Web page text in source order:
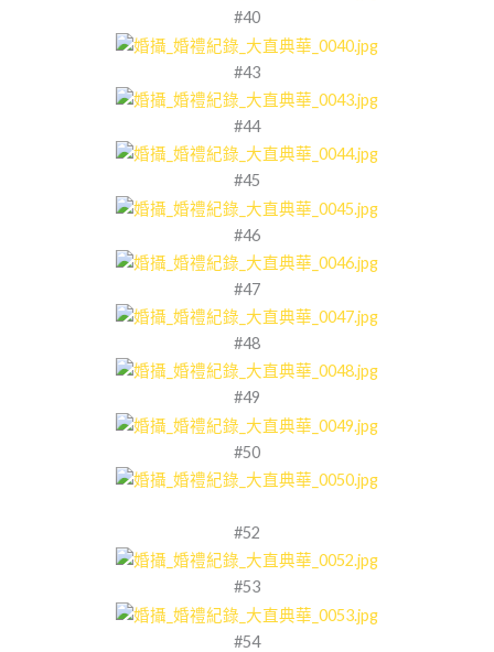
#40
#43
#44
#45
#46
#47
#48
#49
#50
#52
#53
#54